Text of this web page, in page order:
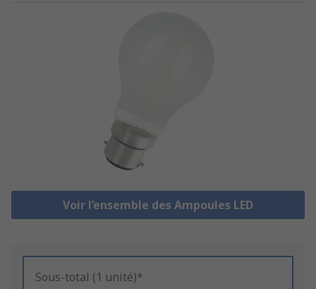
Voir l’ensemble des Ampoules LED
Sous-total (1 unité)*